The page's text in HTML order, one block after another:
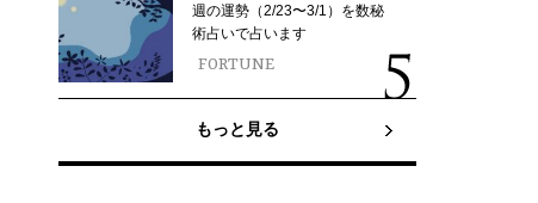
週の運勢（2/23〜3/1）を数秘
術占いで占います
FORTUNE
もっと見る